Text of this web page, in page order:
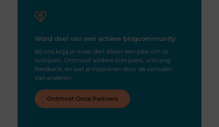
Word deel van een actieve blogcommunity
Bij ons krijg je meer dan alleen een plek om te
schrijven. Ontmoet andere schrijvers, ontvang
feedback, en laat je inspireren door de verhalen
van anderen.
Ontmoet Onze Partners